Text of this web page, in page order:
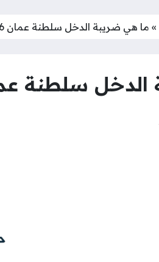
» ما هي ضريبة الدخل سلطنة عمان 2026 وكيفية حسابها
عمان 2026 وكيفية